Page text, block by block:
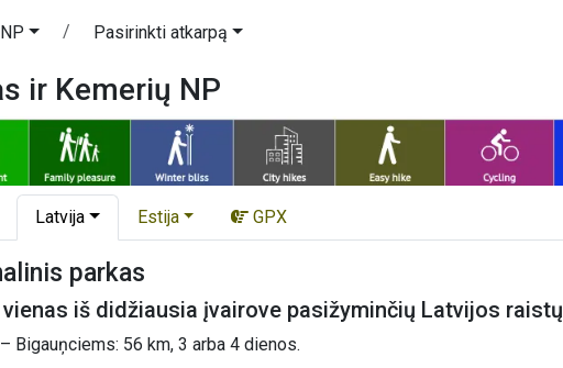
Pasirinkti atkarpą
ir Kemerių NP
Latvija Estija GPX
parkas
iš didžiausia įvairove pasižyminčių Latvijos raistų
Bigauņciems: 56 km, 3 arba 4 dienos.